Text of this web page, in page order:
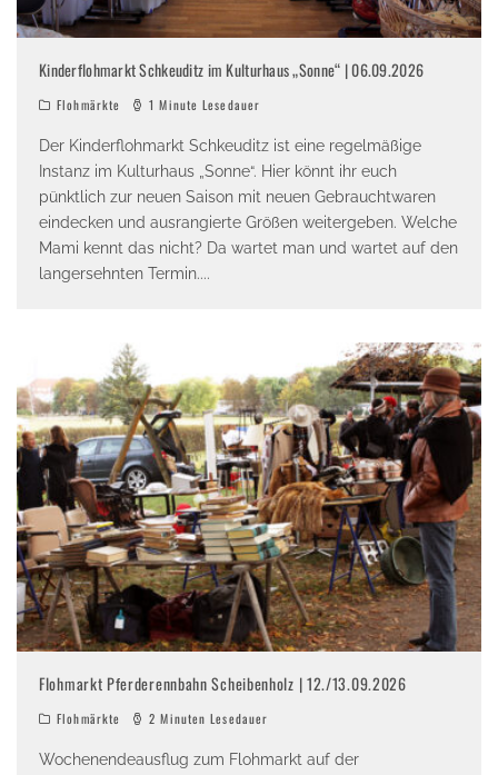
Kinderflohmarkt Schkeuditz im Kulturhaus „Sonne“ | 06.09.2026
Flohmärkte 1 Minute Lesedauer
Der Kinderflohmarkt Schkeuditz ist eine regelmäßige
Instanz im Kulturhaus „Sonne“. Hier könnt ihr euch
pünktlich zur neuen Saison mit neuen Gebrauchtwaren
eindecken und ausrangierte Größen weitergeben. Welche
Mami kennt das nicht? Da wartet man und wartet auf den
langersehnten Termin....
Flohmarkt Pferderennbahn Scheibenholz | 12./13.09.2026
Flohmärkte 2 Minuten Lesedauer
Wochenendeausflug zum Flohmarkt auf der